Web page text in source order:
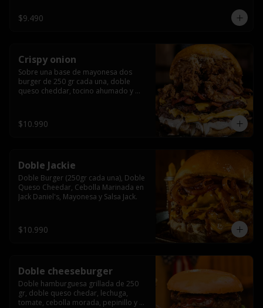
$9.490
Crispy onion
Sobre una base de mayonesa dos
burger de 250 gr cada una, doble
queso cheddar, tocino ahumado y
$10.990
Doble Jackie
Doble Burger (250gr cada una), Doble
Queso Cheedar, Cebolla Marinada en
Jack Daniel's, Mayonesa y Salsa Jack.
$10.990
Doble cheeseburger
Doble hamburguesa grillada de 250
gr, doble queso chedar, lechuga,
tomate, cebolla morada, pepinillo y